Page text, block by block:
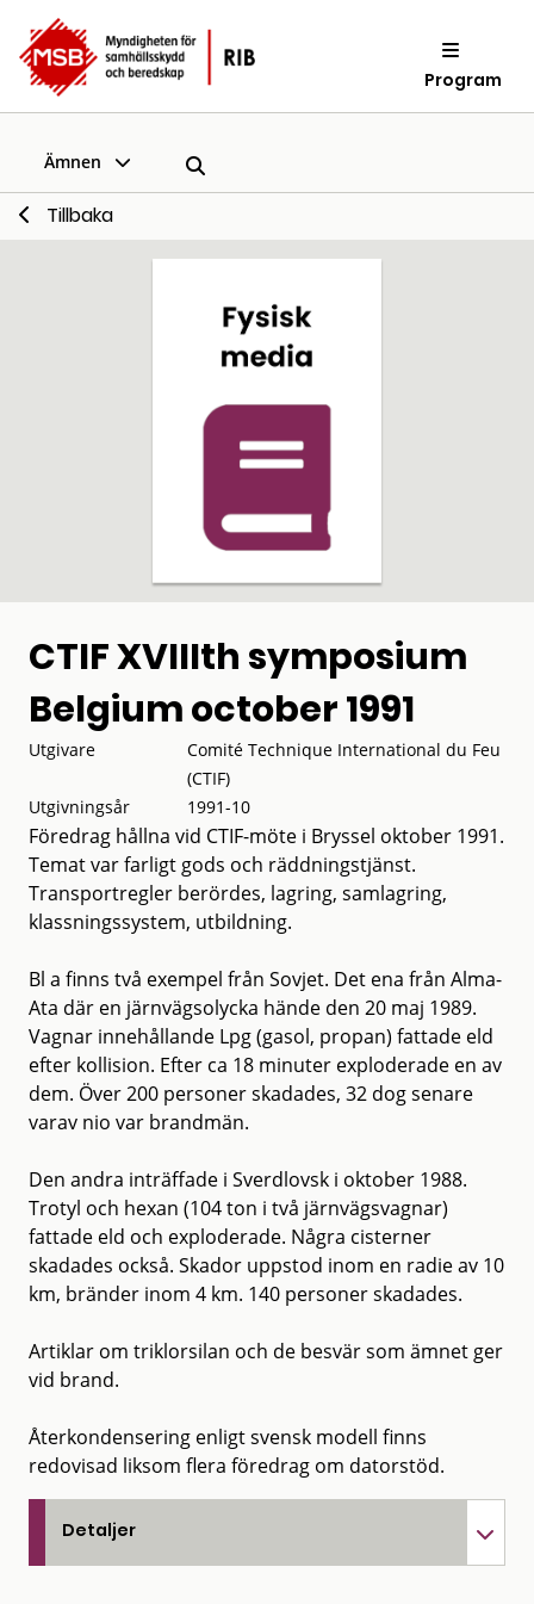
Program
Ämnen
Tillbaka
CTIF XVIIIth symposium
Belgium october 1991
Utgivare
Comité Technique International du Feu
(CTIF)
Utgivningsår
1991-10
Föredrag hållna vid CTIF-möte i Bryssel oktober 1991.
Temat var farligt gods och räddningstjänst.
Transportregler berördes, lagring, samlagring,
klassningssystem, utbildning.
Bl a finns två exempel från Sovjet. Det ena från Alma-
Ata där en järnvägsolycka hände den 20 maj 1989.
Vagnar innehållande Lpg (gasol, propan) fattade eld
efter kollision. Efter ca 18 minuter exploderade en av
dem. Över 200 personer skadades, 32 dog senare
varav nio var brandmän.
Den andra inträffade i Sverdlovsk i oktober 1988.
Trotyl och hexan (104 ton i två järnvägsvagnar)
fattade eld och exploderade. Några cisterner
skadades också. Skador uppstod inom en radie av 10
km, bränder inom 4 km. 140 personer skadades.
Artiklar om triklorsilan och de besvär som ämnet ger
vid brand.
Återkondensering enligt svensk modell finns
redovisad liksom flera föredrag om datorstöd.
Detaljer